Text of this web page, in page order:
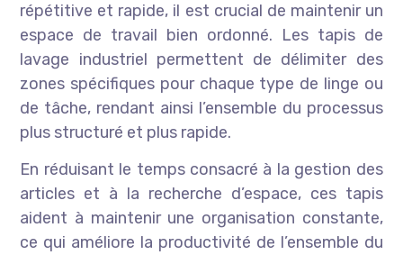
répétitive et rapide, il est crucial de maintenir un
espace de travail bien ordonné. Les tapis de
lavage industriel permettent de délimiter des
zones spécifiques pour chaque type de linge ou
de tâche, rendant ainsi l’ensemble du processus
plus structuré et plus rapide.
En réduisant le temps consacré à la gestion des
articles et à la recherche d’espace, ces tapis
aident à maintenir une organisation constante,
ce qui améliore la productivité de l’ensemble du